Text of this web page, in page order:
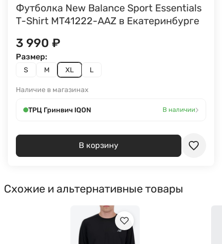
Футболка New Balance Sport Essentials
T-Shirt MT41222-AAZ в Екатеринбурге
3 990 ₽
S M XL L
Размер:
Наличие в магазинах
ТРЦ Гринвич IQON В наличии›
В корзину
Схожие и альтернативные товары